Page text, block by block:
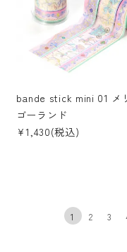
bande stick mini 01 メ
ゴーランド
¥1,430(税込)
1 2 3